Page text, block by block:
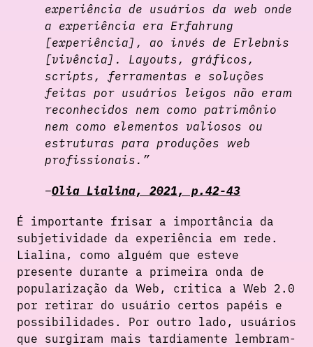
experiência de usuários da web onde
a experiência era Erfahrung
[experiência], ao invés de Erlebnis
[vivência]. Layouts, gráficos,
scripts, ferramentas e soluções
feitas por usuários leigos não eram
reconhecidos nem como patrimônio
nem como elementos valiosos ou
estruturas para produções web
profissionais.”
Olia Lialina, 2021, p.42-43
É importante frisar a importância da
subjetividade da experiência em rede.
Lialina, como alguém que esteve
presente durante a primeira onda de
popularização da Web, critica a Web 2.0
por retirar do usuário certos papéis e
possibilidades. Por outro lado, usuários
que surgiram mais tardiamente lembram-